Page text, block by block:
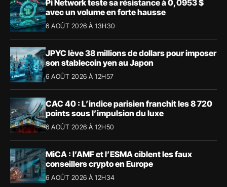
Pi Network teste sa résistance à 0,0953 $
avec un volume en forte hausse
6 AOÛT 2026 À 13H30
JPYC lève 38 millions de dollars pour imposer
son stablecoin yen au Japon
6 AOÛT 2026 À 12H57
CAC 40 : L’indice parisien franchit les 8 720
points sous l’impulsion du luxe
6 AOÛT 2026 À 12H50
MiCA : l’AMF et l’ESMA ciblent les faux
conseillers crypto en Europe
6 AOÛT 2026 À 12H34